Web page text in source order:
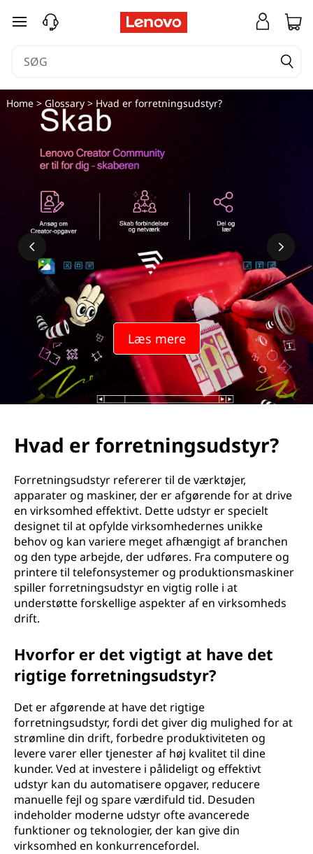
spring til hovedindhold
Læs mere
Home> Glossary> Hvad er forretningsudstyr?
Hvad er forretningsudstyr?
Forretningsudstyr refererer til de værktøjer,
apparater og maskiner, der er afgørende for at drive
en virksomhed effektivt. Dette udstyr er specielt
designet til at opfylde virksomhedernes unikke
behov og kan variere meget afhængigt af branchen
og den type arbejde, der udføres. Fra computere og
printere til telefonsystemer og produktionsmaskiner
spiller forretningsudstyr en vigtig rolle i at
understøtte forskellige aspekter af en virksomheds
drift.
Hvorfor er det vigtigt at have det
rigtige forretningsudstyr?
Det er afgørende at have det rigtige
forretningsudstyr, fordi det giver dig mulighed for at
strømline din drift, forbedre produktiviteten og
levere varer eller tjenester af høj kvalitet til dine
kunder. Ved at investere i pålideligt og effektivt
udstyr kan du automatisere opgaver, reducere
manuelle fejl og spare værdifuld tid. Desuden
indeholder moderne udstyr ofte avancerede
funktioner og teknologier, der kan give din
virksomhed en konkurrencefordel.